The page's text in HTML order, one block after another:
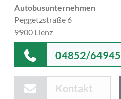
Autobusunternehmen
Peggetzstraße 6
9900 Lienz
04852/64945
Kontakt